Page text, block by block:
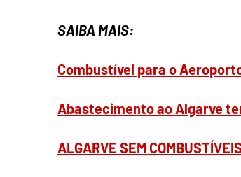
SAIBA MAIS:
Combustível para o
Abastecimento ao Algarve
ALGARVE SEM